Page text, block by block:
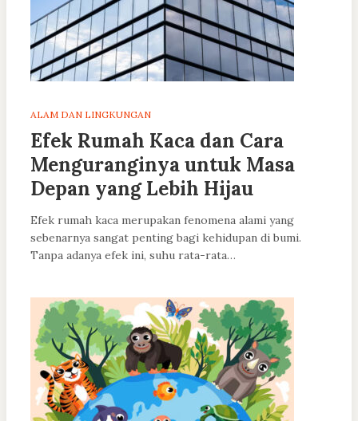
ALAM DAN LINGKUNGAN
Efek Rumah Kaca dan Cara
Menguranginya untuk Masa
Depan yang Lebih Hijau
Efek rumah kaca merupakan fenomena alami yang
sebenarnya sangat penting bagi kehidupan di bumi.
Tanpa adanya efek ini, suhu rata-rata…